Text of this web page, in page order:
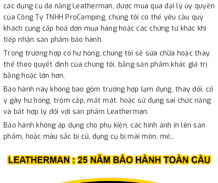
các dụng cụ đa năng Leatherman, được mua qua đại lý ủy quyền
của Công Ty TNHH ProCamping, chúng tôi có thể yêu cầu quý
khách cung cấp hoá đơn mua hàng hoặc các chứng từ khác khi
tiếp nhận sản phẩm bảo hành.
Trong trường hợp có hư hỏng, chúng tôi sẽ sửa chữa hoặc thay
thế theo quyết định của chúng tôi, bằng sản phẩm khác giá trị
bằng hoặc lớn hơn.
Bảo hành này không bao gồm trường hợp lạm dụng, thay đổi, cố
ý gây hư hỏng, trộm cắp, mất mát, hoặc sử dụng sai chức năng
và bất hợp lý đối với sản phẩm Leatherman.
Bảo hành không áp dụng cho phụ kiện, các hình ảnh in lên sản
phẩm, hoặc màu sắc bị cũ, dụng cụ bị mài mòn, mẻ..